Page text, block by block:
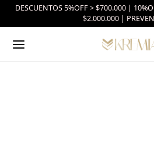
DESCUENTOS 5%OFF > $700.000 |
$2.000.000 |